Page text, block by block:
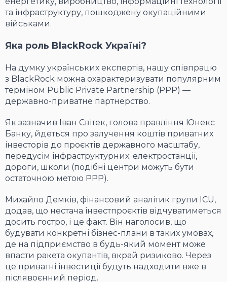
та інфраструктуру, пошкоджену окупаційними
військами.
Яка роль BlackRock Україні?
На думку українських експертів, нашу співпрацю
з BlackRock можна охарактеризувати популярним
терміном Public Private Partnership (PPP) —
державно-приватне партнерство.
Як зазначив Іван Світек, голова правління Юнекс
Банку, йдеться про залучення коштів приватних
інвесторів до проєктів державного масштабу,
передусім інфраструктурних: електростанції,
дороги, школи (подібні центри можуть бути
остаточною метою PPP).
Михайло Демків, фінансовий аналітик групи ICU,
додав, що нестача інвестпроєктів відчуватиметься
досить гостро, і це факт. Він наголосив, що
будувати конкретні бізнес-плани в таких умовах,
де на підприємство в будь-який момент може
впасти ракета окупантів, вкрай ризиково. Через
це приватні інвестиції будуть надходити вже в
післявоєнний період.